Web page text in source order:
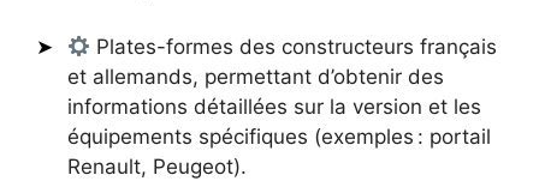
Plates-formes des constructeurs français
et allemands, permettant d’obtenir des
informations détaillées sur la version et les
équipements spécifiques (exemples : portail
Renault, Peugeot).